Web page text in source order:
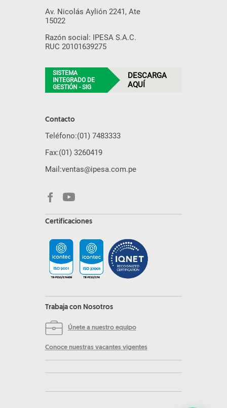
Av. Nicolás Aylión 2241, Ate
15022
Razón social: IPESA S.A.C.
RUC 20101639275
SISTEMA
INTEGRADO DE
GESTIÓN - SIG
DESCARGA
AQUÍ
Contacto
Teléfono:(01) 7483333
Fax:(01) 3260419
Mail:ventas@ipesa.com.pe
Certificaciones
Trabaja con Nosotros
Únete a nuestro equipo
Conoce nuestras vacantes vigentes